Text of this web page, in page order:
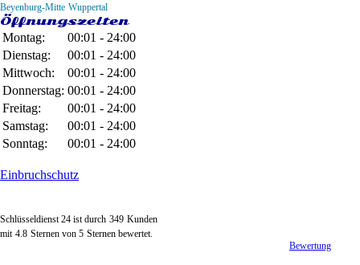
Beyenburg-Mitte Wuppertal
Öffnungszeiten
Montag:
00:01 - 24:00
Dienstag:
00:01 - 24:00
Mittwoch:
00:01 - 24:00
Donnerstag: 00:01 - 24:00
Freitag:
00:01 - 24:00
Samstag:
00:01 - 24:00
Sonntag:
00:01 - 24:00
Einbruchschutz
Schlüsseldienst 24 ist durch 349 Kunden
mit 4.8 Sternen von 5 Sternen bewertet.
Bewertung